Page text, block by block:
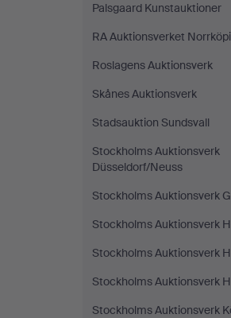
Palsgaard Kunstauktioner
RA Auktionsverket
Roslagens Auktionsverk
Skånes Auktionsverk
Stadsauktion Sundsvall
Stockholms Auktionsverk
Düsseldorf/Neuss
Stockholms Auktionsverk
Stockholms Auktionsverk
Stockholms Auktionsverk
Stockholms Auktionsverk
Stockholms Auktionsverk